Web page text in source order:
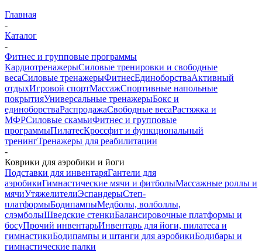
Главная
-
Каталог
-
Фитнес и групповые программы
КардиотренажерыСиловые тренировки и свободные
весаСиловые тренажерыФитнесЕдиноборстваАктивный
отдыхИгровой спортМассажСпортивные напольные
покрытияУниверсальные тренажерыБокс и
единоборстваРаспродажаСвободные весаРастяжка и
МФРСиловые скамьиФитнес и групповые
программыПилатесКроссфит и функциональный
тренингТренажеры для реабилитации
-
Коврики для аэробики и йоги
Подставки для инвентаряГантели для
аэробикиГимнастические мячи и фитболыМассажные роллы и
мячиУтяжелителиЭспандерыСтеп-
платформыБодипампыМедболы, волболлы,
слэмболыШведские стенкиБалансировочные платформы и
босуПрочий инвентарьИнвентарь для йоги, пилатеса и
гимнастикиБодипампы и штанги для аэробикиБодибары и
гимнастические палки